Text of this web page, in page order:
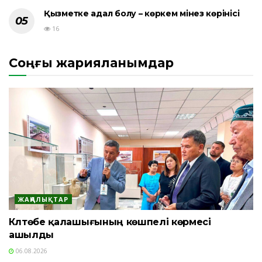
Қызметке адал болу – көркем мінез көрінісі
16
Соңғы жарияланымдар
ЖАҢАЛЫҚТАР
Күлтөбе қалашығының көшпелі көрмесі
ашылды
06.08.2026